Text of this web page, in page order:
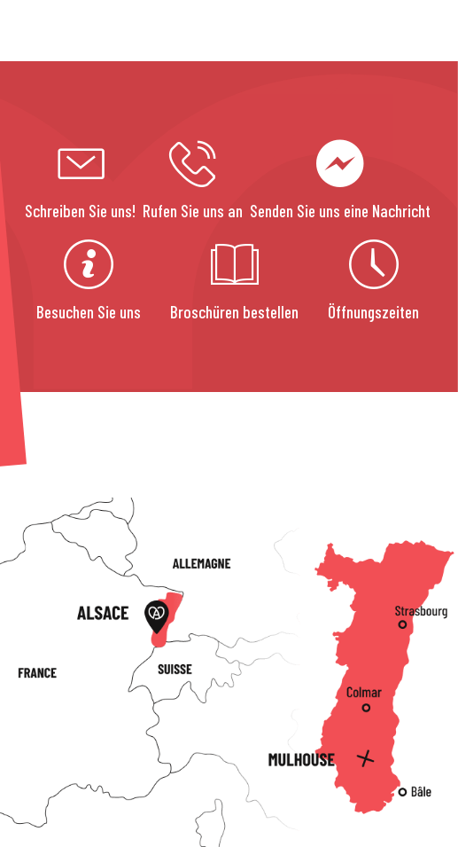
Schreiben Sie uns! Rufen Sie uns an Senden Sie uns eine Nachricht
Besuchen Sie uns Broschüren bestellen Öffnungszeiten